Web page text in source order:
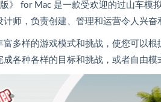
》 for Mac 是一款受欢迎的过山车模
师，负责创建、管理和运营令人兴奋
富多样的游戏模式和挑战，使您可以
各种各样的目标和挑战，或者自由模